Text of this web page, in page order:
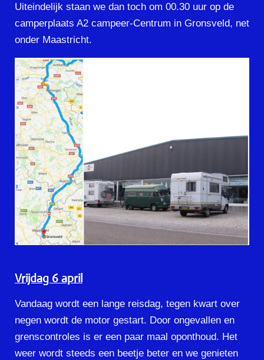
Uiteindelijk staan we dan toch om 00.30 uur op de
camperplaats A2 campeer-Centrum in Gronsveld, net
onder Maastricht.
Vrijdag 6 april
Vandaag wordt een lange reisdag, tegen kwart over
negen wordt de motor gestart. Door ongevallen en
grenscontroles is er een paar maal oponthoud. Het
weer wordt steeds een beetje beter en we genieten